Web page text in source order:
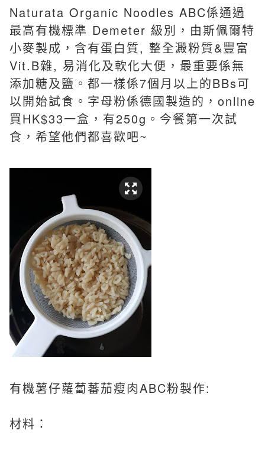
Naturata Organic Noodles ABC係通過
最高有機標準 Demeter 級別，由斯佩爾特
小麥製成，含有蛋白質, 整全澱粉質&豐富
Vit.B雜, 易消化及軟化大便，最重要係無
添加糖及鹽。都一樣係7個月以上的BBs可
以開始試食。 字母粉係德國製造的，online
買HK$33一盒，有250g。今餐第一次試
食 ，希望他們都喜歡吧~
有機薯仔蘿蔔蕃茄瘦肉ABC粉製作:
材料：